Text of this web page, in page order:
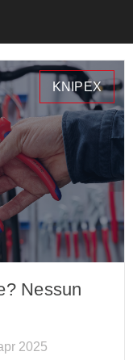
KNIPEX
Nessun
2025